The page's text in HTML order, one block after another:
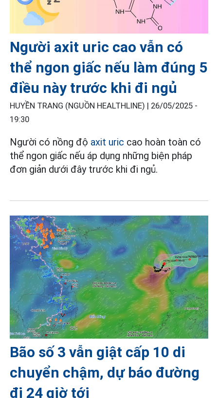
Người axit uric cao vẫn có
thể ngon giấc nếu làm đúng 5
điều này trước khi đi ngủ
HUYỀN TRANG (NGUỒN HEALTHLINE) | 26/05/2025 -
19:30
Người có nồng độ axit uric cao hoàn toàn có
thể ngon giấc nếu áp dụng những biện pháp
đơn giản dưới đây trước khi đi ngủ.
Bão số 3 vẫn giật cấp 10 di
chuyển chậm, dự báo đường
đi 24 giờ tới